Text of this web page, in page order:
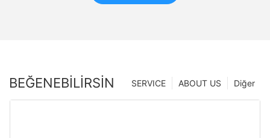
BEĞENEBILIRSIN Diğer
ABOUT US
SERVICE